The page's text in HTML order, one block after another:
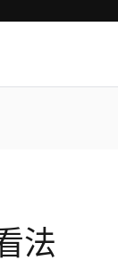
法